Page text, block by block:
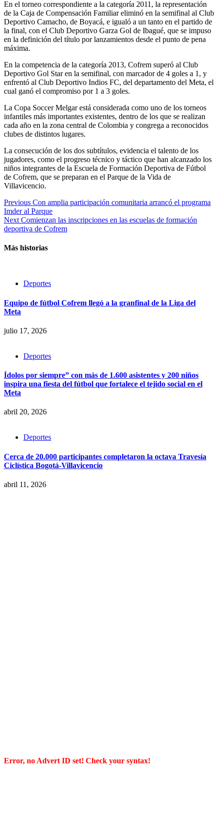
En el torneo correspondiente a la categoría 2011, la representación
de la Caja de Compensación Familiar eliminó en la semifinal al Club
Deportivo Camacho, de Boyacá, e igualó a un tanto en el partido de
la final, con el Club Deportivo Garza Gol de Ibagué, que se impuso
en la definición del título por lanzamientos desde el punto de pena
máxima.
En la competencia de la categoría 2013, Cofrem superó al Club
Deportivo Gol Star en la semifinal, con marcador de 4 goles a 1, y
enfrentó al Club Deportivo Indios FC, del departamento del Meta, el
cual ganó el compromiso por 1 a 3 goles.
La Copa Soccer Melgar está considerada como uno de los torneos
infantiles más importantes existentes, dentro de los que se realizan
cada año en la zona central de Colombia y congrega a reconocidos
clubes de distintos lugares.
La consecución de los dos subtítulos, evidencia el talento de los
jugadores, como el progreso técnico y táctico que han alcanzado los
niños integrantes de la Escuela de Formación Deportiva de Fútbol
de Cofrem, que se preparan en el Parque de la Vida de
Villavicencio.
Continue
Reading
Previous Con amplia participación comunitaria arrancó el programa
Imder al Parque
Next Comienzan las inscripciones en las escuelas de formación
deportiva de Cofrem
Más historias
Deportes
Equipo de fútbol Cofrem llegó a la granfinal de la Liga del
Meta
julio 17, 2026
Deportes
Ídolos por siempre” con más de 1.600 asistentes y 200 niños
inspira una fiesta del fútbol que fortalece el tejido social en el
Meta
abril 20, 2026
Deportes
Cerca de 20.000 participantes completaron la octava Travesía
Ciclística Bogotá-Villavicencio
abril 11, 2026
Error, no Advert ID set! Check your syntax!